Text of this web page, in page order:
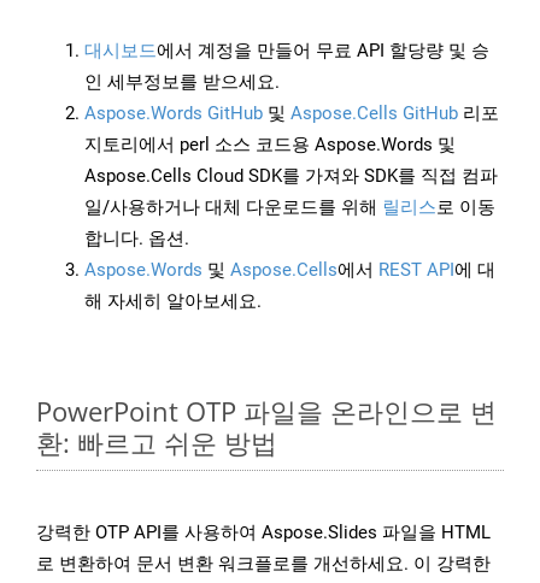
대시보드에서 계정을 만들어 무료 API 할당량 및 승
인 세부정보를 받으세요.
Aspose.Words GitHub 및 Aspose.Cells GitHub 리포
지토리에서 perl 소스 코드용 Aspose.Words 및
Aspose.Cells Cloud SDK를 가져와 SDK를 직접 컴파
일/사용하거나 대체 다운로드를 위해 릴리스로 이동
합니다. 옵션.
Aspose.Words 및 Aspose.Cells에서 REST API에 대
해 자세히 알아보세요.
PowerPoint OTP 파일을 온라인으로 변
환: 빠르고 쉬운 방법
강력한 OTP API를 사용하여 Aspose.Slides 파일을 HTML
로 변환하여 문서 변환 워크플로를 개선하세요. 이 강력한